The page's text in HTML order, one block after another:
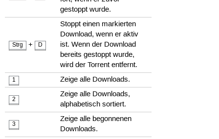
gestoppt wurde.
Strg + D
Stoppt einen markierten
Download, wenn er aktiv
ist. Wenn der Download
bereits gestoppt wurde,
wird der Torrent entfernt.
1 Zeige alle Downloads.
2
Zeige alle Downloads,
alphabetisch sortiert.
3
Zeige alle begonnenen
Downloads.